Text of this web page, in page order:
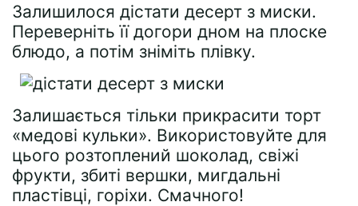
Залишилося дістати десерт з миски.
Переверніть її догори дном на плоске
блюдо, а потім зніміть плівку.
Залишається тільки прикрасити торт
«медові кульки». Використовуйте для
цього розтоплений шоколад, свіжі
фрукти, збиті вершки, мигдальні
пластівці, горіхи. Смачного!